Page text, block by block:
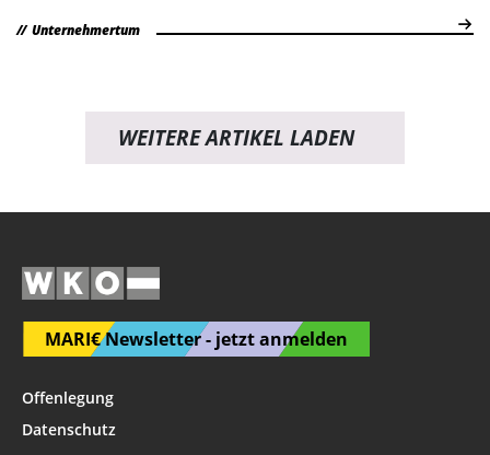
Unternehmertum
WEITERE ARTIKEL LADEN
MARI€ Newsletter - jetzt anmelden
Offenlegung
Datenschutz